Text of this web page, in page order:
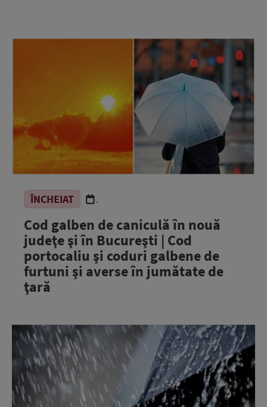
ÎNCHEIAT .
Cod galben de caniculă în nouă
judeţe şi în Bucureşti | Cod
portocaliu şi coduri galbene de
furtuni şi averse în jumătate de
ţară